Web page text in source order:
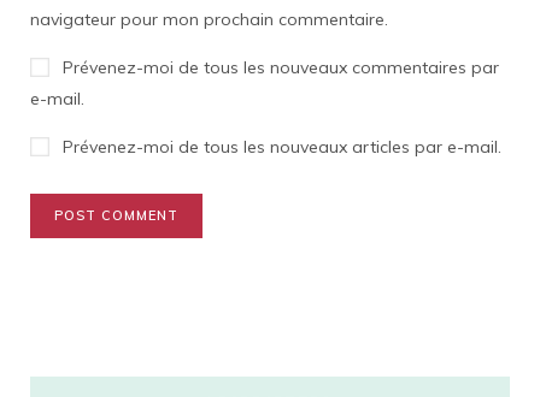
navigateur pour mon prochain commentaire.
Prévenez-moi de tous les nouveaux commentaires par
e-mail.
Prévenez-moi de tous les nouveaux articles par e-mail.